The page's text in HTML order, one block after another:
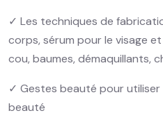
✓ Les techniques de
corps, sérum pour le visage et
cou, baumes, démaquillants,
✓ Gestes beauté pour
beauté